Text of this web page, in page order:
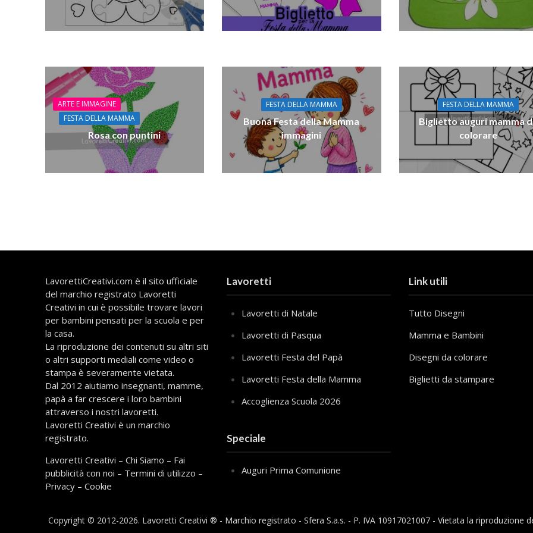
ARTE E IMMAGINE
FESTA DELLA MAMMA
Rosa con puntini
FESTA DELLA MAMMA
Buona Festa della Mamma
immagini
FESTA DELLA MAMMA
Biglietto auguri mamma
colorare
LavorettiCreativi.com è il sito ufficiale
del marchio registrato Lavoretti
Creativi in cui è possibile trovare lavori
per bambini pensati per la scuola e per
la casa.
La riproduzione dei contenuti su altri siti
o altri supporti mediali come video o
stampa è severamente vietata.
Dal 2012 aiutiamo insegnanti, mamme,
papà a far crescere i loro bambini
attraverso i nostri lavoretti.
Lavoretti Creativi è un marchio
registrato.
Lavoretti Creativi – Chi Siamo – Fai
pubblicità con noi – Termini di utilizzo –
Privacy– Cookie
Lavoretti
Lavoretti di Natale
Lavoretti di Pasqua
Lavoretti Festa del Papà
Lavoretti Festa della Mamma
Accoglienza Scuola 2026
Speciale
Auguri Prima Comunione
Link utili
Tutto Disegni
Mamma e Bambini
Disegni da colorare
Biglietti da stampare
Copyright © 2012-2026. Lavoretti Creativi ® - Marchio registrato - Sfera S.a.s. - P. IVA 10917021007 - Vietata la riproduzione